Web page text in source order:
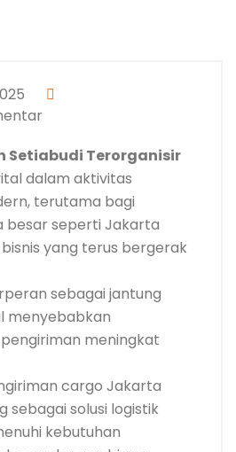
Setiabudi Terorganisir
dalam aktivitas
terutama bagi
besar seperti Jakarta
yang terus bergerak
sebagai jantung
menyebabkan
meningkat
cargo Jakarta
sebagai solusi logistik
kebutuhan